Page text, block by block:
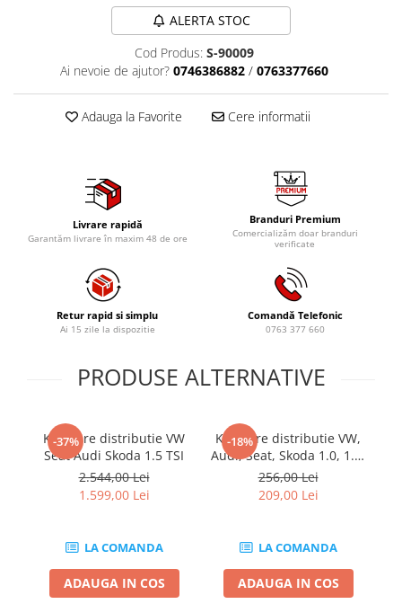
Prese pentru arcuri
Redresoare,Roboti Pornire,Cabluri
Chei buson baie ulei
Chei filtru ulei
Recuperatoare de ulei
Scule Ajutatoare
Scule De Mana si Unelte
Aparate de nituit si capsat
Capsatoare tapiterie
Chei de Forta
Ciocane Dalti si Dornuri
Gresoare
Reparat Filete
Aspiratoare industriale
ALERTA STOC
Cod Produs: S-90009
Ai nevoie de ajutor? 0746386882 / 0763377660
Adauga la Favorite Cere informatii
Livrare rapidă
Garantăm livrare în maxim 48 de ore
Branduri Premium
Comercializăm doar branduri
verificate
Retur rapid si simplu
Ai 15 zile la dispozitie
Comandă Telefonic
0763 377 660
PRODUSE ALTERNATIVE
-37%
Kit fixare distributie VW
Seat Audi Skoda 1.5 TSI
2.544,00 Lei
1.599,00 Lei
LA COMANDA
ADAUGA IN COS
-18%
Kit fixare distributie VW,
Audi, Seat, Skoda 1.0, 1.2,
1.4
256,00 Lei
209,00 Lei
LA COMANDA
ADAUGA IN COS